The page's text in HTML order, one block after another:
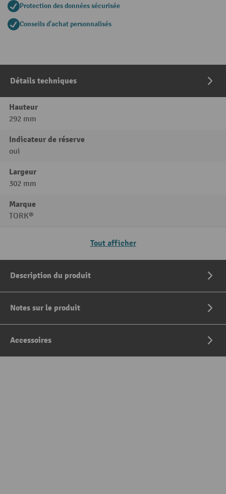
Protection des données sécurisée
Conseils d'achat personnalisés
Détails techniques
Hauteur
292 mm
Indicateur de réserve
oui
Largeur
302 mm
Marque
TORK®
Tout afficher
Description du produit
Notes sur le produit
Accessoires